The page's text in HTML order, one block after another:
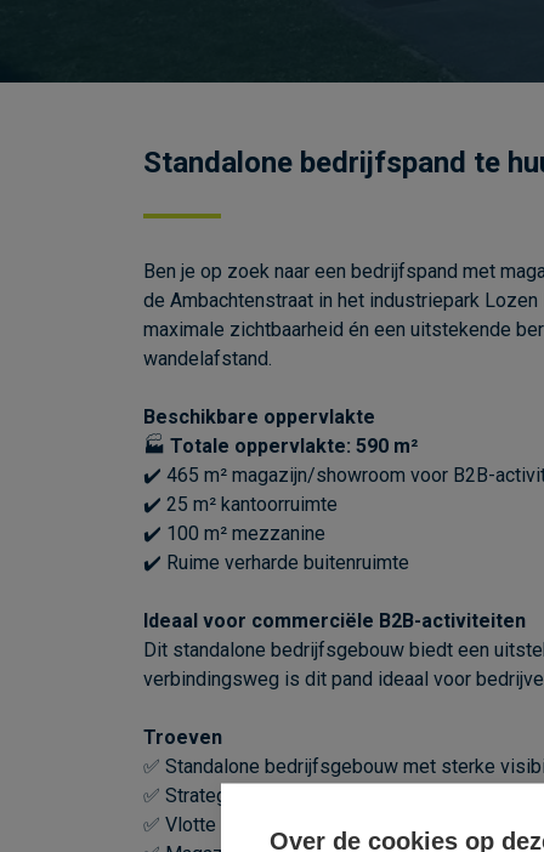
Standalone bedrijfspand te
Ben je op zoek naar een bedrijfspand met
de Ambachtenstraat in het industriepark
maximale zichtbaarheid én een uitstekende
wandelafstand.
Beschikbare oppervlakte
🏭 Totale oppervlakte: 590 m²
✔️ 465 m² magazijn/showroom voor B2B-
✔️ 25 m² kantoorruimte
✔️ 100 m² mezzanine
✔️ Ruime verharde buitenruimte
Ideaal voor commerciële B2B-activiteiten
Dit standalone bedrijfsgebouw biedt een
verbindingsweg is dit pand ideaal voor
Troeven
✅ Standalone bedrijfsgebouw met sterke
✅ Strategische ligging langs de N70
✅ Vlotte verbinding naar R4 en E17
Over de cookies op